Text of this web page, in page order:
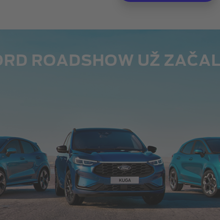
ROADSHOW UŽ